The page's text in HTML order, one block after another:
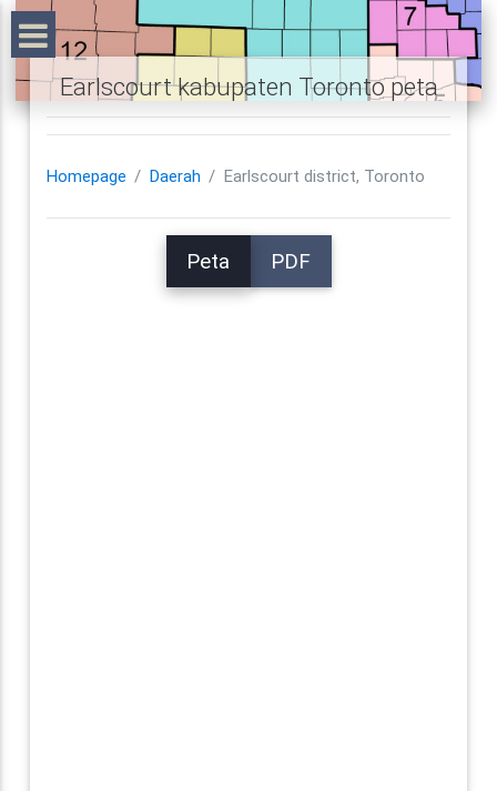
Earlscourt kabupaten Toronto peta
Homepage Daerah Earlscourt district, Toronto
Peta PDF